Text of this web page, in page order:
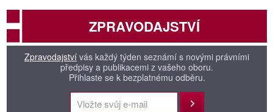
ZPRAVODAJSTVÍ
Zpravodajství vás každý týden seznámí s novými právními
předpisy a publikacemi z vašeho oboru.
Přihlaste se k bezplatnému odběru.
Přihlásit